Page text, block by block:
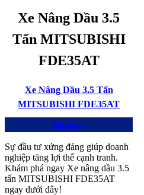
Xe Nâng Dầu 3.5
Tấn MITSUBISHI
FDE35AT
Xe Nâng Dầu 3.5 Tấn
MITSUBISHI FDE35AT
Mua ngay
Sự đầu tư xứng đáng giúp doanh
nghiệp tăng lợi thế cạnh tranh.
Khám phá ngay Xe nâng dầu 3.5
tấn MITSUBISHI FDE35AT
ngay dưới đây!